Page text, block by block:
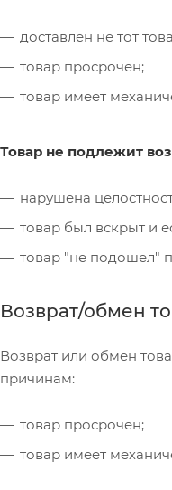
доставлен не тот
товар просрочен;
товар имеет
Товар не подлежит
нарушена
товар был вскрыт и
товар "не подошел"
Возврат/обмен
Возврат или обмен
причинам:
товар просрочен;
товар имеет